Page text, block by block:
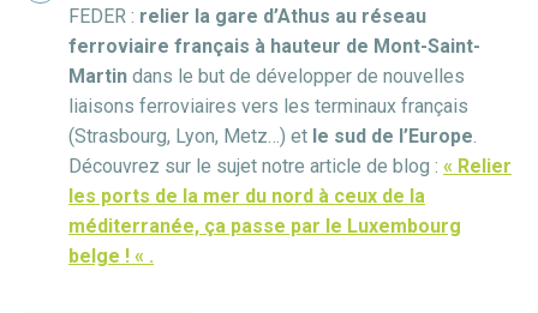
FEDER : relier la gare d’Athus au réseau
ferroviaire français à hauteur de Mont-Saint-
Martin dans le but de développer de nouvelles
liaisons ferroviaires vers les terminaux français
(Strasbourg, Lyon, Metz…) et le sud de l’Europe.
Découvrez sur le sujet notre article de blog : « Relier
les ports de la mer du nord à ceux de la
méditerranée, ça passe par le Luxembourg
belge ! « .